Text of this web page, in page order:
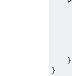
}
}